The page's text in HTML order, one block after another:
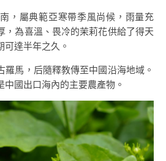
，屬典範亞寒帶季風尚候，雨量充
，為喜溫、畏冷的茉莉花供給了得天
達半年之久。
羅馬，后隨釋教傳至中國沿海地域。
國出口海內的主要農產物。